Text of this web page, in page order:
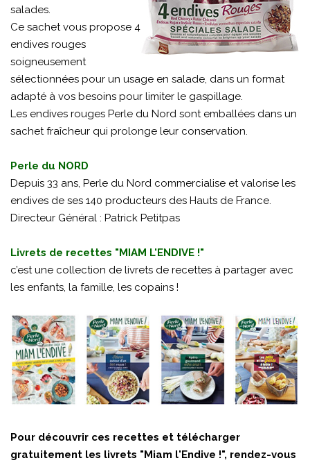
salades.
Ce sachet vous propose 4
endives rouges
soigneusement
sélectionnées pour un usage en salade, dans un format
adapté à vos besoins pour limiter le gaspillage.
Les endives rouges Perle du Nord sont emballées dans un
sachet fraîcheur qui prolonge leur conservation.
Perle du NORD
Depuis 33 ans, Perle du Nord commercialise et valorise les
endives de ses 140 producteurs des Hauts de France.
Directeur Général : Patrick Petitpas
Livrets de recettes "MIAM L'ENDIVE !"
c’est une collection de livrets de recettes à partager avec
les enfants, la famille, les copains !
Pour découvrir ces recettes et télécharger
gratuitement les livrets "Miam l'Endive !", rendez-vous